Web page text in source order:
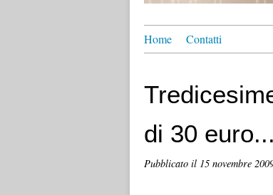
Home Contatti
di 30 euro...
Pubblicato il 15 novembre